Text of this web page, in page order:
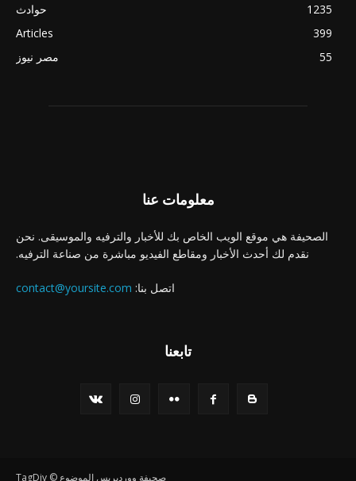
حوادث
1235
Articles
399
مصر نيوز
55
معلومات عنا
الصحيفة هي موقع الويب الخاص بك للأخبار والترفيه والموسيقى. نحن
نقدم لك أحدث الأخبار ومقاطع الفيديو مباشرة من صناعة الترفيه.
اتصل بنا: contact@yoursite.com
تابعنا
صحيفة ووردبريس الموضوع © TagDiv